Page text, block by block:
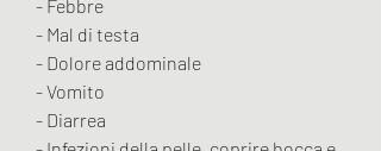
- Febbre
- Mal di testa
- Dolore addominale
- Vomito
- Diarrea